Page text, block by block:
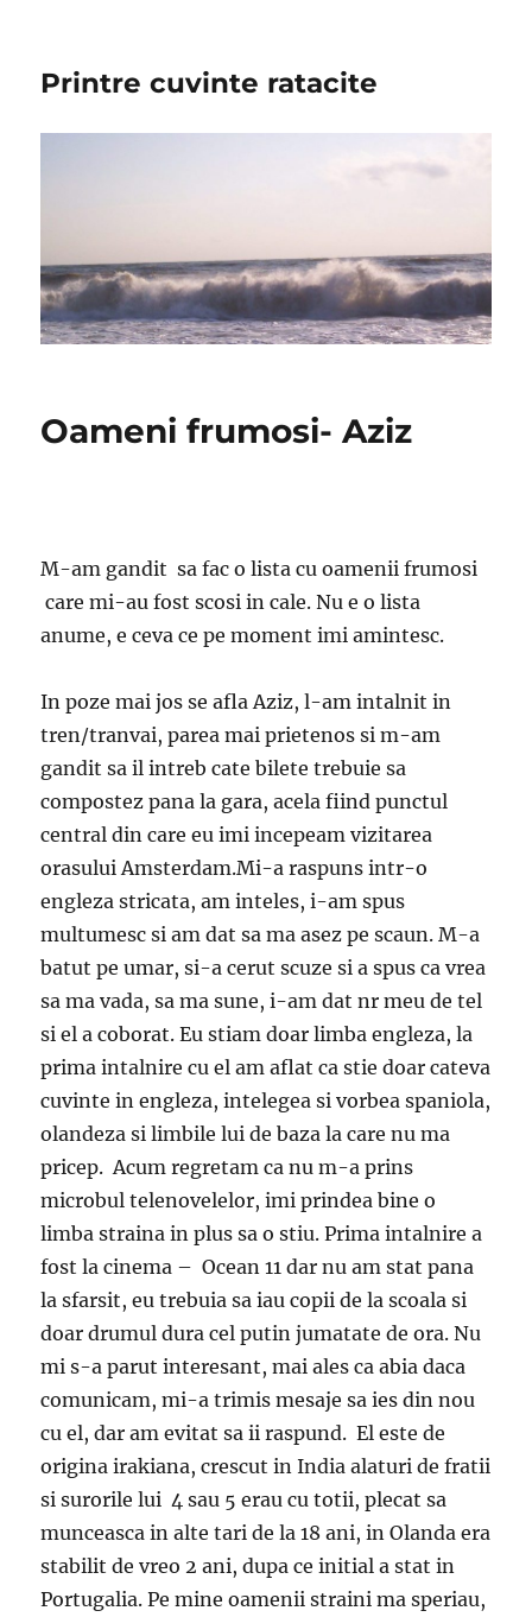
Printre cuvinte ratacite
Oameni frumosi- Aziz
M-am gandit sa fac o lista cu oamenii frumosi
care mi-au fost scosi in cale. Nu e o lista
anume, e ceva ce pe moment imi amintesc.
In poze mai jos se afla Aziz, l-am intalnit in
tren/tranvai, parea mai prietenos si m-am
gandit sa il intreb cate bilete trebuie sa
compostez pana la gara, acela fiind punctul
central din care eu imi incepeam vizitarea
orasului Amsterdam.Mi-a raspuns intr-o
engleza stricata, am inteles, i-am spus
multumesc si am dat sa ma asez pe scaun. M-a
batut pe umar, si-a cerut scuze si a spus ca vrea
sa ma vada, sa ma sune, i-am dat nr meu de tel
si el a coborat. Eu stiam doar limba engleza, la
prima intalnire cu el am aflat ca stie doar cateva
cuvinte in engleza, intelegea si vorbea spaniola,
olandeza si limbile lui de baza la care nu ma
pricep. Acum regretam ca nu m-a prins
microbul telenovelelor, imi prindea bine o
limba straina in plus sa o stiu. Prima intalnire a
fost la cinema – Ocean 11 dar nu am stat pana
la sfarsit, eu trebuia sa iau copii de la scoala si
doar drumul dura cel putin jumatate de ora. Nu
mi s-a parut interesant, mai ales ca abia daca
comunicam, mi-a trimis mesaje sa ies din nou
cu el, dar am evitat sa ii raspund. El este de
origina irakiana, crescut in India alaturi de fratii
si surorile lui 4 sau 5 erau cu totii, plecat sa
munceasca in alte tari de la 18 ani, in Olanda era
stabilit de vreo 2 ani, dupa ce initial a stat in
Portugalia. Pe mine oamenii straini ma speriau,